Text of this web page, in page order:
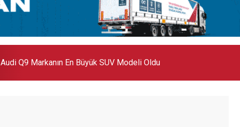
Audi Q9 Markanın En Büyük SUV Modeli Oldu